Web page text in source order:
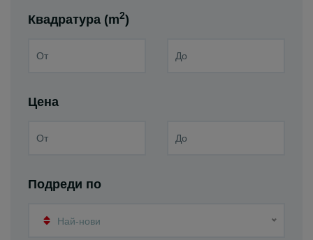
Квадратура (m2)
Цена
Подреди по
Най-нови